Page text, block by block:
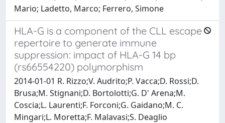
Mario; Ladetto, Marco; Ferrero, Simone
HLA-G is a component of the CLL escape
repertoire to generate immune
suppression: impact of HLA-G 14 bp
(rs66554220) polymorphism
2014-01-01 R. Rizzo;V. Audrito;P. Vacca;D. Rossi;D.
Brusa;M. Stignani;D. Bortolotti;G. D' Arena;M.
Coscia;L. Laurenti;F. Forconi;G. Gaidano;M. C.
Mingari;L. Moretta;F. Malavasi;S. Deaglio